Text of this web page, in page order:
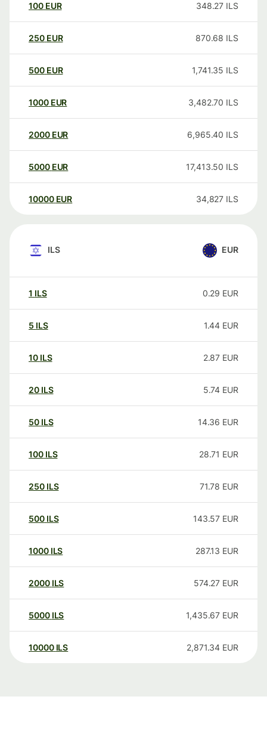
100 EUR 348.27 ILS
250 EUR 870.68 ILS
500 EUR 1,741.35 ILS
1000 EUR 3,482.70 ILS
2000 EUR 6,965.40 ILS
5000 EUR 17,413.50 ILS
10000 EUR 34,827 ILS
ILS EUR
1 ILS 0.29 EUR
5 ILS 1.44 EUR
10 ILS 2.87 EUR
20 ILS 5.74 EUR
50 ILS 14.36 EUR
100 ILS 28.71 EUR
250 ILS 71.78 EUR
500 ILS 143.57 EUR
1000 ILS 287.13 EUR
2000 ILS 574.27 EUR
5000 ILS 1,435.67 EUR
10000 ILS 2,871.34 EUR